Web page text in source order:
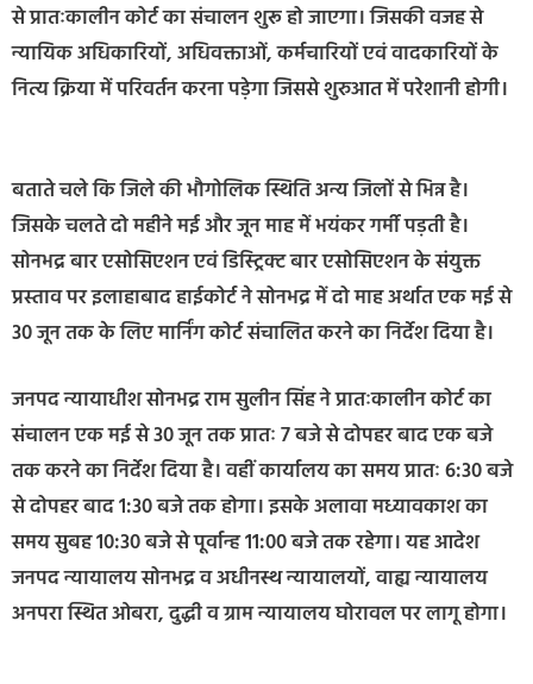
से प्रातःकालीन कोर्ट का संचालन शुरू हो जाएगा। जिसकी वजह से
न्यायिक अधिकारियों, अधिवक्ताओं, कर्मचारियों एवं वादकारियों के
नित्य क्रिया में परिवर्तन करना पड़ेगा जिससे शुरुआत में परेशानी होगी।
बताते चले कि जिले की भौगोलिक स्थिति अन्य जिलों से भिन्न है।
जिसके चलते दो महीने मई और जून माह में भयंकर गर्मी पड़ती है।
सोनभद्र बार एसोसिएशन एवं डिस्ट्रिक्ट बार एसोसिएशन के संयुक्त
प्रस्ताव पर इलाहाबाद हाईकोर्ट ने सोनभद्र में दो माह अर्थात एक मई से
30 जून तक के लिए मार्निंग कोर्ट संचालित करने का निर्देश दिया है।
जनपद न्यायाधीश सोनभद्र राम सुलीन सिंह ने प्रातःकालीन कोर्ट का
संचालन एक मई से 30 जून तक प्रातः 7 बजे से दोपहर बाद एक बजे
तक करने का निर्देश दिया है। वहीं कार्यालय का समय प्रातः 6:30 बजे
से दोपहर बाद 1:30 बजे तक होगा। इसके अलावा मध्यावकाश का
समय सुबह 10:30 बजे से पूर्वान्ह 11:00 बजे तक रहेगा। यह आदेश
जनपद न्यायालय सोनभद्र व अधीनस्थ न्यायालयों, वाह्य न्यायालय
अनपरा स्थित ओबरा, दुद्धी व ग्राम न्यायालय घोरावल पर लागू होगा।